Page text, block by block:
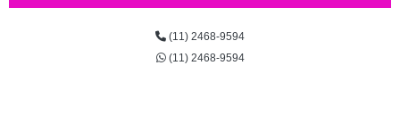
(11) 2468-9594
(11) 2468-9594